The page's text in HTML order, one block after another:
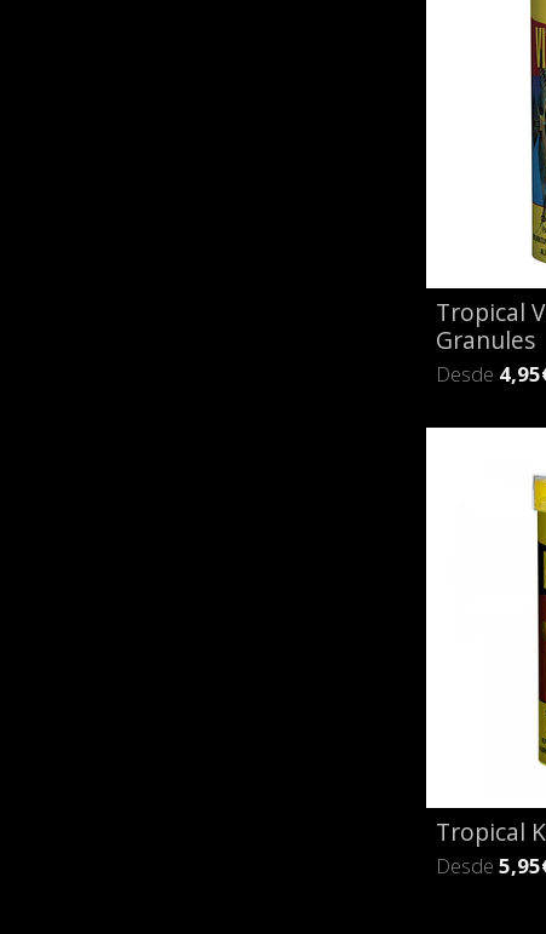
Tropical
Granules
Desde
Tropical
Desde